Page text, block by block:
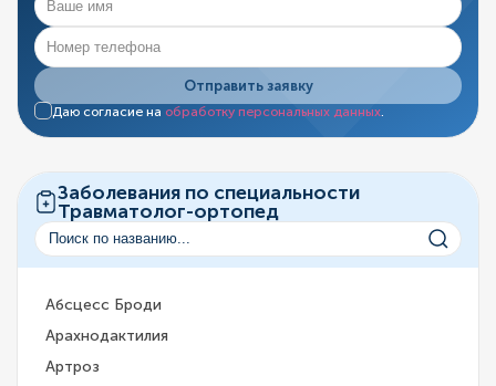
Отправить заявку
Даю согласие на обработку персональных данных.
Заболевания по специальности
Травматолог-ортопед
Абсцесс Броди
Арахнодактилия
Артроз